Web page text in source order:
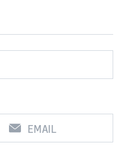
EMAIL
Farul
3
Vs